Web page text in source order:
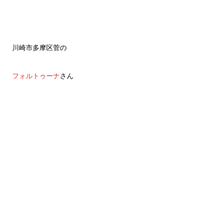
川崎市多摩区菅の
フォルトゥーナさん